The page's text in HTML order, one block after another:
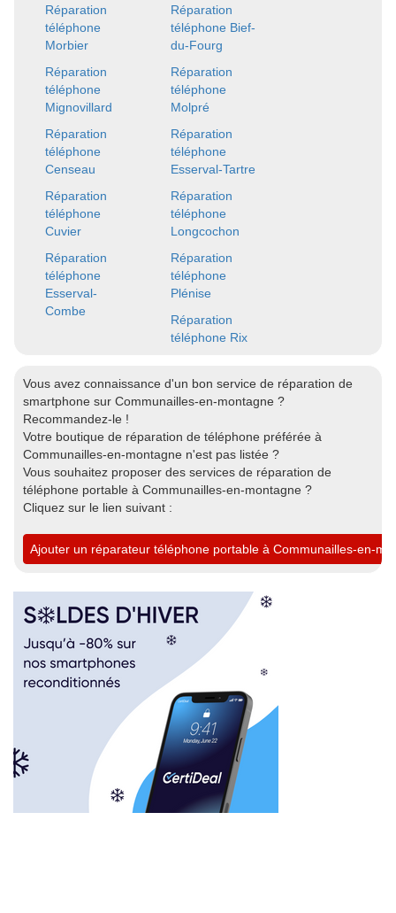
Réparation
téléphone
Morbier
Réparation
téléphone Bief-
du-Fourg
Réparation
téléphone
Mignovillard
Réparation
téléphone
Molpré
Réparation
téléphone
Censeau
Réparation
téléphone
Esserval-Tartre
Réparation
téléphone
Cuvier
Réparation
téléphone
Longcochon
Réparation
téléphone
Esserval-
Combe
Réparation
téléphone
Plénise
Réparation
téléphone Rix
Vous avez connaissance d'un bon service de réparation de
smartphone sur Communailles-en-montagne ?
Recommandez-le !
Votre boutique de réparation de téléphone préférée à
Communailles-en-montagne n'est pas listée ?
Vous souhaitez proposer des services de réparation de
téléphone portable à Communailles-en-montagne ?
Cliquez sur le lien suivant :
Ajouter un réparateur téléphone portable à Communailles-en-